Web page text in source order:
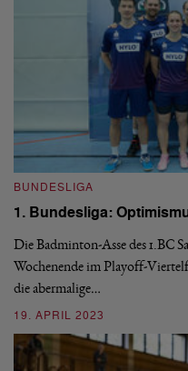
BUNDESLIGA
1. Bundesliga:
Die Badminton-Asse des 1.BC
Wochenende im Playoff-
die abermalige…
19. APRIL 2023